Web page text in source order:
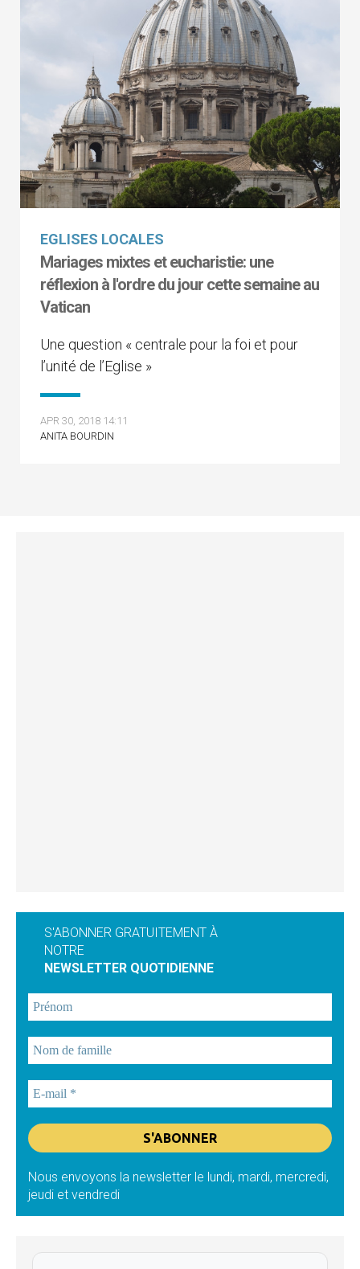
EGLISES LOCALES
Mariages mixtes et eucharistie: une
réflexion à l'ordre du jour cette semaine au
Vatican
Une question « centrale pour la foi et pour
l’unité de l’Eglise »
APR 30, 2018 14:11
ANITA BOURDIN
S'ABONNER GRATUITEMENT À
NOTRE
NEWSLETTER QUOTIDIENNE
Nous envoyons la newsletter le lundi, mardi, mercredi,
jeudi et vendredi